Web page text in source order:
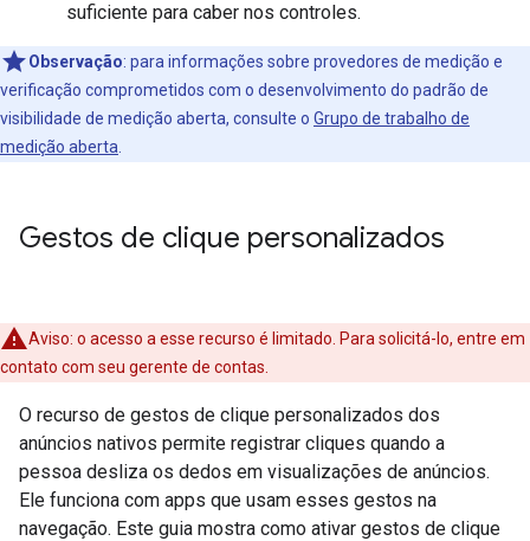
suficiente para caber nos controles.
Observação: para informações sobre provedores de medição e
verificação comprometidos com o desenvolvimento do padrão de
visibilidade de medição aberta, consulte o Grupo de trabalho de
medição aberta
Gestos de clique personalizados
Aviso: o acesso a esse recurso é limitado. Para solicitá-lo, entre em
contato com seu gerente de contas.
O recurso de gestos de clique personalizados dos
anúncios nativos permite registrar cliques quando a
pessoa desliza os dedos em visualizações de anúncios.
Ele funciona com apps que usam esses gestos na
navegação. Este guia mostra como ativar gestos de clique